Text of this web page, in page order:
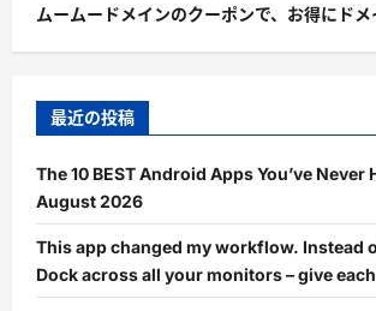
ムームードメインのクーポンで、お得にドメ
最近の投稿
The 10 BEST Android Apps You’ve Never
August 2026
This app changed my workflow. Instead
Dock across all your monitors – give